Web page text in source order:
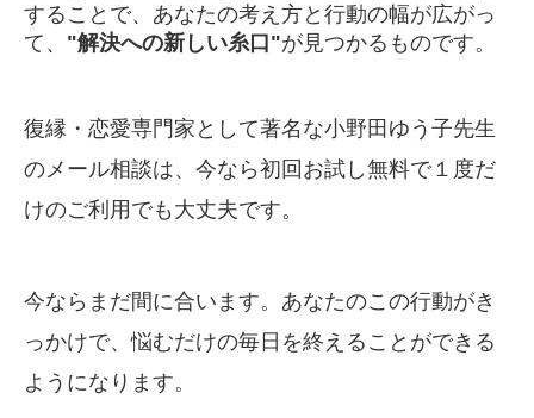
することで、あなたの考え方と行動の幅が広がっ
て、 "解決への新しい糸口"が見つかるものです。
復縁・恋愛専門家として著名な小野田ゆう子先生
のメール相談は、今なら初回お試し無料で１度だ
けのご利用でも大丈夫です。
今ならまだ間に合います。あなたのこの行動がき
っかけで、悩むだけの毎日を終えることができる
ようになります。